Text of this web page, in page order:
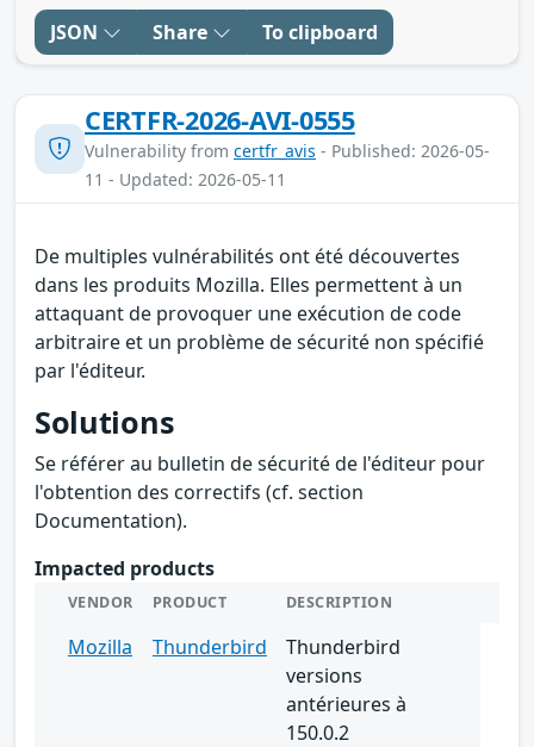
JSON Share To clipboard
CERTFR-2026-AVI-0555
Vulnerability from certfr_avis - Published: 2026-05-
11 - Updated: 2026-05-11
De multiples vulnérabilités ont été découvertes
dans les produits Mozilla. Elles permettent à un
attaquant de provoquer une exécution de code
arbitraire et un problème de sécurité non spécifié
par l'éditeur.
Solutions
Se référer au bulletin de sécurité de l'éditeur pour
l'obtention des correctifs (cf. section
Documentation).
Impacted products
VENDOR PRODUCT DESCRIPTION
Mozilla Thunderbird
Thunderbird
versions
antérieures à
150.0.2